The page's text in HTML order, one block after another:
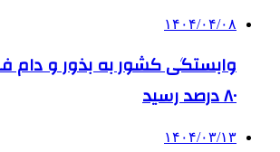
۱۴۰۴/۰۴/۰۸
وابستگی کشور به بذور و دام
۸۰ درصد رسید
۱۴۰۴/۰۳/۱۳